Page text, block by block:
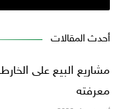
أحدث المقالات
مشاريع البيع على
معرفته